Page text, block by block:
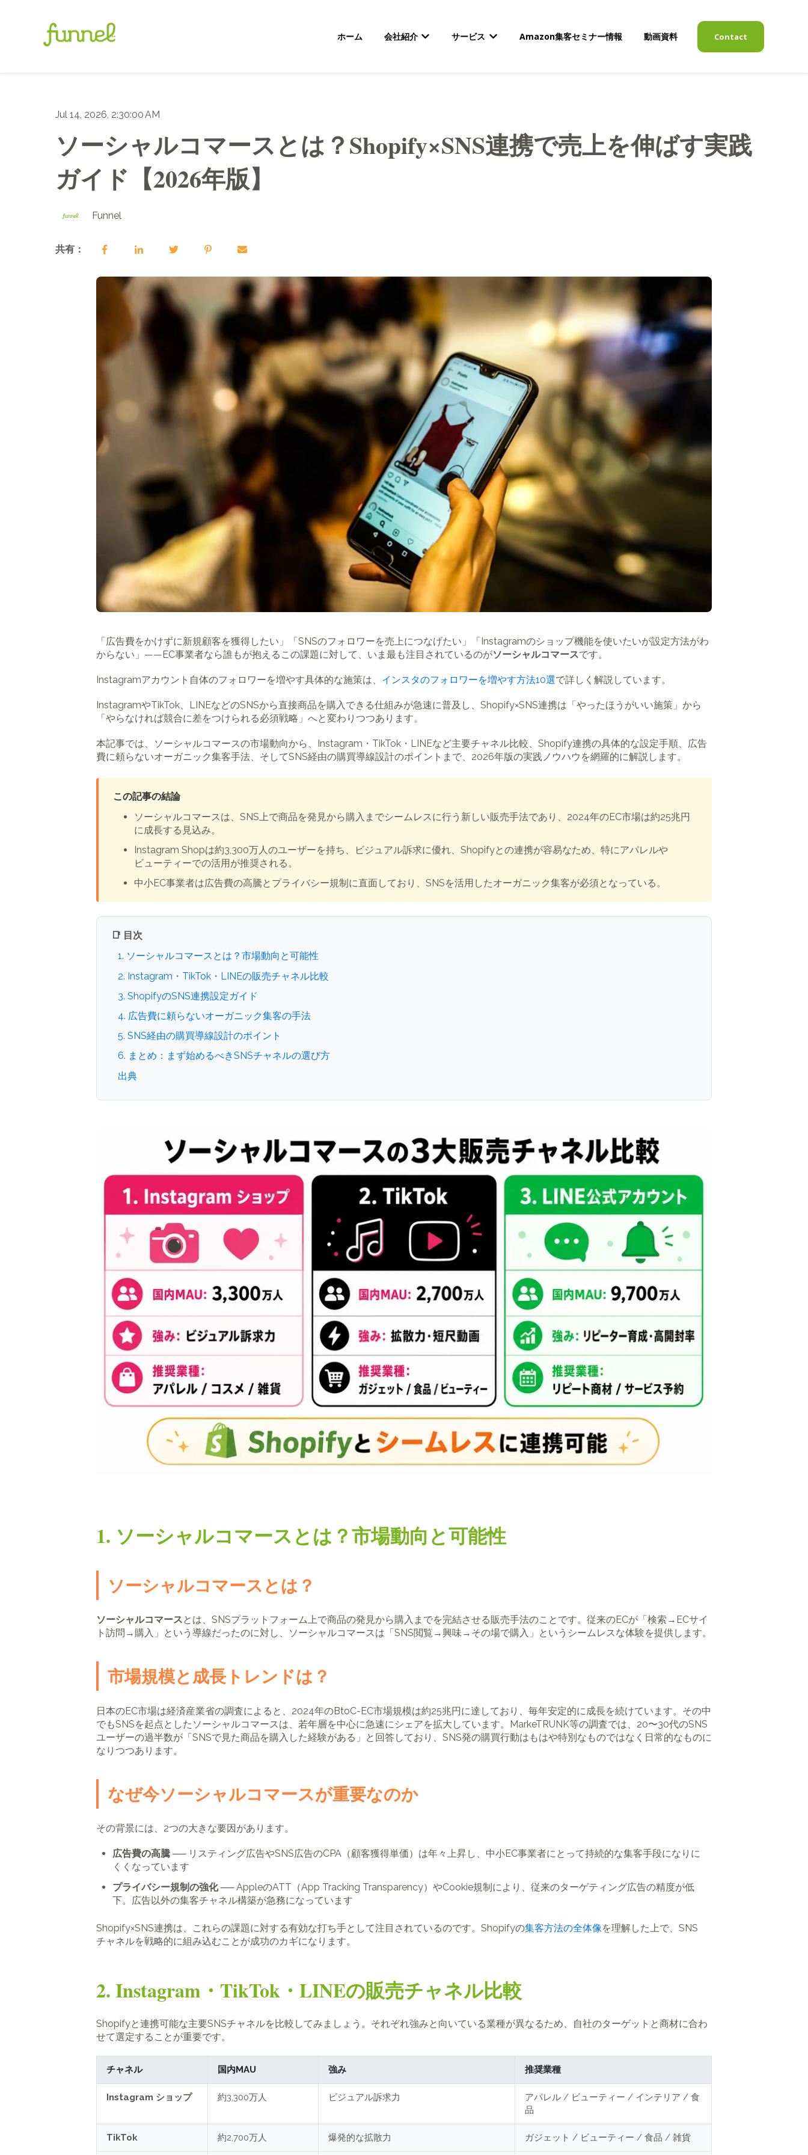
ホーム 会社紹介
会社紹介のサブメニューを表示
サービス
サービスのサブメニューを表示
Amazon集客セミナー情報 動画資料 Contact
Jul 14, 2026, 2:30:00 AM
ソーシャルコマースとは？Shopify×SNS連携で売上を伸ばす実践
ガイド【2026年版】
Funnel
共有：
「広告費をかけずに新規顧客を獲得したい」「SNSのフォロワーを売上につなげたい」「Instagramのショップ機能を使いたいが設定方法がわ
からない」――EC事業者なら誰もが抱えるこの課題に対して、いま最も注目されているのがソーシャルコマースです。
Instagramアカウント自体のフォロワーを増やす具体的な施策は、 インスタのフォロワーを増やす方法10選で詳しく解説しています。
InstagramやTikTok、LINEなどのSNSから直接商品を購入できる仕組みが急速に普及し、Shopify×SNS連携は「やったほうがいい施策」から
「やらなければ競合に差をつけられる必須戦略」へと変わりつつあります。
本記事では、ソーシャルコマースの市場動向から、Instagram・TikTok・LINEなど主要チャネル比較、Shopify連携の具体的な設定手順、広告
費に頼らないオーガニック集客手法、そしてSNS経由の購買導線設計のポイントまで、2026年版の実践ノウハウを網羅的に解説します。
この記事の結論
ソーシャルコマースは、SNS上で商品を発見から購入までシームレスに行う新しい販売手法であり、2024年のEC市場は約25兆円
に成長する見込み。
Instagram Shopは約3,300万人のユーザーを持ち、ビジュアル訴求に優れ、Shopifyとの連携が容易なため、特にアパレルや
ビューティーでの活用が推奨される。
中小EC事業者は広告費の高騰とプライバシー規制に直面しており、SNSを活用したオーガニック集客が必須となっている。
📑 目次
1. ソーシャルコマースとは？市場動向と可能性
2. Instagram・TikTok・LINEの販売チャネル比較
3. ShopifyのSNS連携設定ガイド
4. 広告費に頼らないオーガニック集客の手法
5. SNS経由の購買導線設計のポイント
6. まとめ：まず始めるべきSNSチャネルの選び方
出典
1. ソーシャルコマースとは？市場動向と可能性
ソーシャルコマースとは？
ソーシャルコマースとは、SNSプラットフォーム上で商品の発見から購入までを完結させる販売手法のことです。従来のECが「検索→ECサイ
ト訪問→購入」という導線だったのに対し、ソーシャルコマースは「SNS閲覧→興味→その場で購入」というシームレスな体験を提供します。
市場規模と成長トレンドは？
日本のEC市場は経済産業省の調査によると、2024年のBtoC-EC市場規模は約25兆円に達しており、毎年安定的に成長を続けています。その中
でもSNSを起点としたソーシャルコマースは、若年層を中心に急速にシェアを拡大しています。MarkeTRUNK等の調査では、20〜30代のSNS
ユーザーの過半数が「SNSで見た商品を購入した経験がある」と回答しており、SNS発の購買行動はもはや特別なものではなく日常的なものに
なりつつあります。
なぜ今ソーシャルコマースが重要なのか
その背景には、2つの大きな要因があります。
広告費の高騰 ── リスティング広告やSNS広告のCPA（顧客獲得単価）は年々上昇し、中小EC事業者にとって持続的な集客手段になりに
くくなっています
プライバシー規制の強化── AppleのATT（App Tracking Transparency）やCookie規制により、従来のターゲティング広告の精度が低
下。広告以外の集客チャネル構築が急務になっています
Shopify×SNS連携は、これらの課題に対する有効な打ち手として注目されているのです。Shopifyの集客方法の全体像を理解した上で、SNS
チャネルを戦略的に組み込むことが成功のカギになります。
2. Instagram・TikTok・LINEの販売チャネル比較
Shopifyと連携可能な主要SNSチャネルを比較してみましょう。それぞれ強みと向いている業種が異なるため、自社のターゲットと商材に合わ
せて選定することが重要です。
チャネル 国内MAU 強み 推奨業種
Instagram ショップ 約3,300万人 ビジュアル訴求力
アパレル / ビューティー / インテリア / 食
品
TikTok 約2,700万人 爆発的な拡散力 ガジェット / ビューティー / 食品 / 雑貨